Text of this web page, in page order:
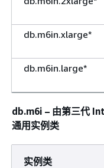
db.m6in.xlarge*
db.m6in.large*
db.m6i – 由第三代
通用实例类
实例类